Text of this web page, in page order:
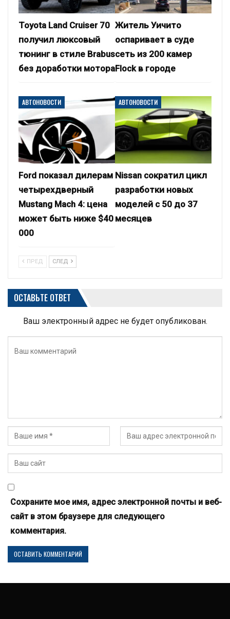
Toyota Land Cruiser 70
получил люксовый
тюнинг в стиле Brabus
без доработки мотора
Житель Уичито
оспаривает в суде
сеть из 200 камер
Flock в городе
АВТОНОВОСТИ
Ford показал дилерам
четырехдверный
Mustang Mach 4: цена
может быть ниже $40
000
АВТОНОВОСТИ
Nissan сократил цикл
разработки новых
моделей с 50 до 37
месяцев
ПРЕД СЛЕД
ОСТАВЬТЕ ОТВЕТ
Ваш электронный адрес не будет опубликован.
Сохраните мое имя, адрес электронной почты и веб-
сайт в этом браузере для следующего
комментария.